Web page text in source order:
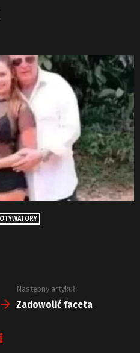
Następny artykuł
Zadowolić faceta